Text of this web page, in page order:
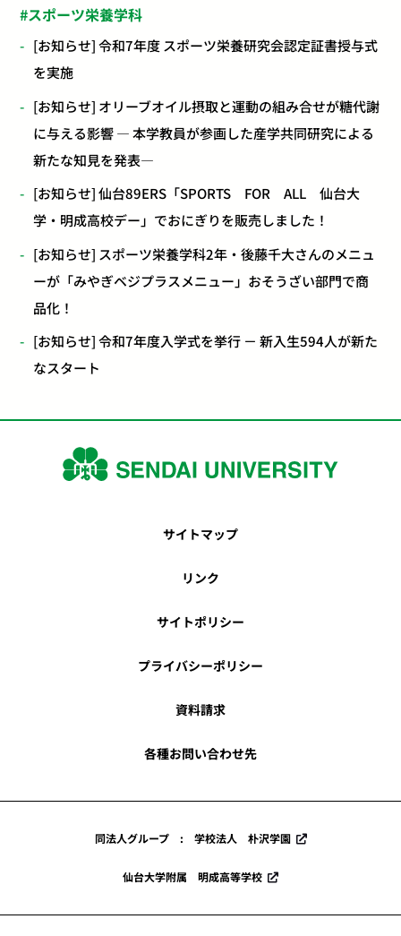
スポーツ栄養学科
[お知らせ] 令和7年度 スポーツ栄養研究会認定証書授与式
を実施
[お知らせ] オリーブオイル摂取と運動の組み合せが糖代謝
に与える影響 ― 本学教員が参画した産学共同研究による
新たな知見を発表―
[お知らせ] 仙台89ERS「SPORTS FOR ALL 仙台大
学・明成高校デー」でおにぎりを販売しました！
[お知らせ] スポーツ栄養学科2年・後藤千大さんのメニュ
ーが「みやぎベジプラスメニュー」おそうざい部門で商
品化！
[お知らせ] 令和7年度入学式を挙行 － 新入生594人が新た
なスタート
サイトマップ
リンク
サイトポリシー
プライバシーポリシー
資料請求
各種お問い合わせ先
同法人グループ : 学校法人 朴沢学園
仙台大学附属 明成高等学校